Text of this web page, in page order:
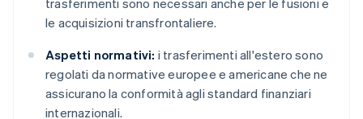
trasferimenti sono necessari anche per le fusioni e
le acquisizioni transfrontaliere.
Aspetti normativi: i trasferimenti all'estero sono
regolati da normative europee e americane che ne
assicurano la conformità agli standard finanziari
internazionali.